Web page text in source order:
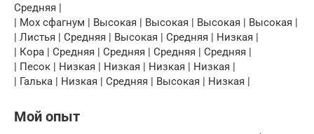
Средняя |
| Мох сфагнум | Высокая | Высокая | Высокая | Высокая |
| Листья | Средняя | Высокая | Средняя | Низкая |
| Кора | Средняя | Средняя | Средняя | Средняя |
| Песок | Низкая | Низкая | Низкая | Низкая |
| Галька | Низкая | Средняя | Высокая | Низкая |
Мой опыт